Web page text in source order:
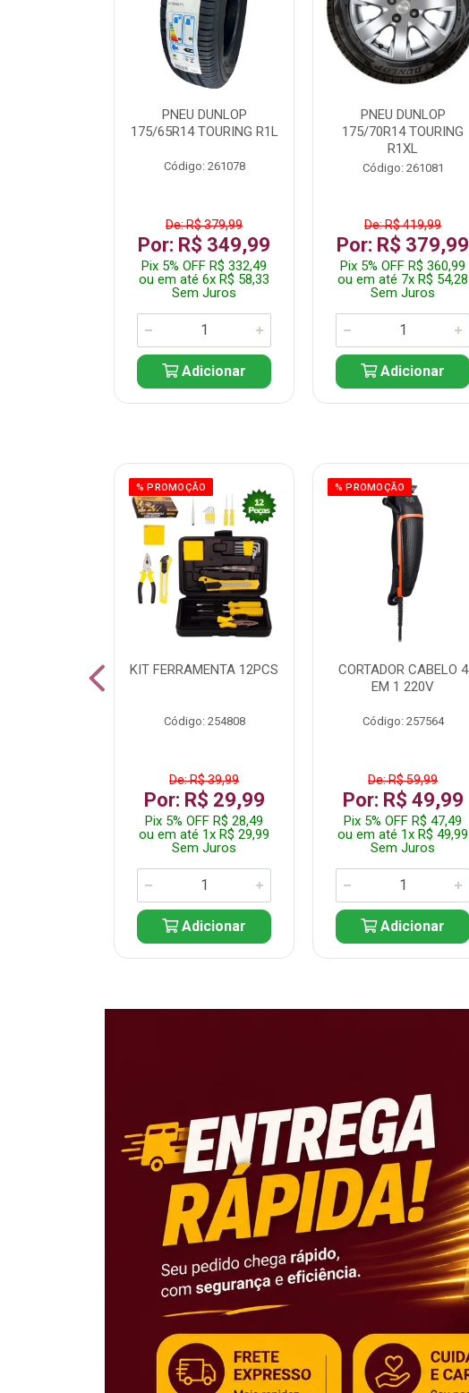
PNEU DUNLOP
175/65R14 TOURING R1L
Código: 261078
De: R$ 379,99
Por: R$ 349,99
Pix 5% OFF R$ 332,49
ou em até 6x R$ 58,33
Sem Juros
Adicionar
PNEU DUNLOP
175/70R14 TOURING
R1XL
Código: 261081
De: R$ 419,99
Por: R$ 379,99
Pix 5% OFF R$ 360,99
ou em até 7x R$ 54,28
Sem Juros
Adicionar
% PROMOÇÃO
KIT FERRAMENTA 12PCS
Código: 254808
De: R$ 39,99
Por: R$ 29,99
Pix 5% OFF R$ 28,49
ou em até 1x R$ 29,99
Sem Juros
Adicionar
% PROMOÇÃO
CORTADOR CABELO 4
EM 1 220V
Código: 257564
De: R$ 59,99
Por: R$ 49,99
Pix 5% OFF R$ 47,49
ou em até 1x R$ 49,99
Sem Juros
Adicionar